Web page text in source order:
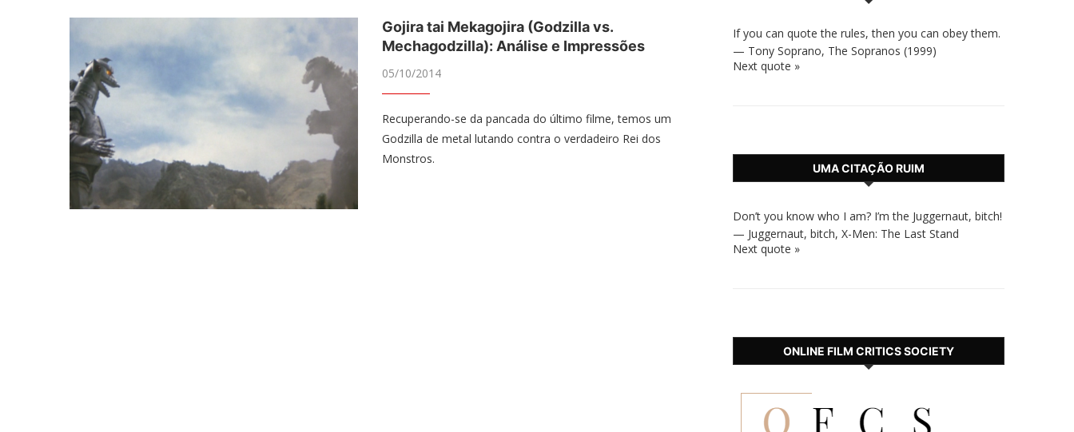
Gojira tai Mekagojira (Godzilla vs.
Mechagodzilla): Análise e Impressões
05/10/2014
Recuperando-se da pancada do último filme, temos um
Godzilla de metal lutando contra o verdadeiro Rei dos
Monstros.
If you can quote the rules, then you can obey them.
— Tony Soprano, The Sopranos (1999)
Next quote »
UMA CITAÇÃO RUIM
Don’t you know who I am? I’m the Juggernaut, bitch!
— Juggernaut, bitch, X-Men: The Last Stand
Next quote »
ONLINE FILM CRITICS SOCIETY